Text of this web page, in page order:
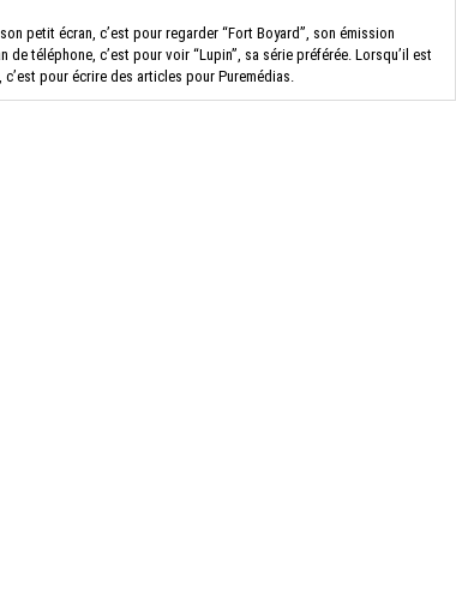
petit écran, c’est pour regarder “Fort Boyard”, son émission
de téléphone, c’est pour voir “Lupin”, sa série préférée. Lorsqu’il est
pour écrire des articles pour Puremédias.